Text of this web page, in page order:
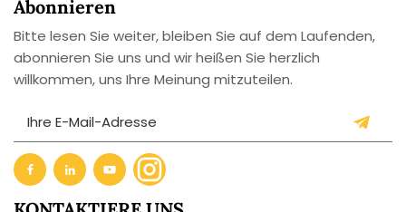
Abonnieren
Bitte lesen Sie weiter, bleiben Sie auf dem Laufenden,
abonnieren Sie uns und wir heißen Sie herzlich
willkommen, uns Ihre Meinung mitzuteilen.